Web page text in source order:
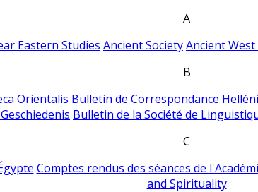
A
Eastern Studies Ancient SocietyAncient West
B
Orientalis Bulletin de Correspondance
Bulletin de la Société de
C
Comptes rendus des séances de
and Spirituality